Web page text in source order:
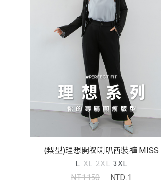
(梨型)理想開衩喇叭西裝褲 MISS
L XL 2XL 3XL
NT.1150
NTD.1